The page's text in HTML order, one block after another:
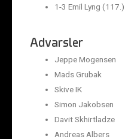
1-3 Emil Lyng (117.)
Advarsler
Jeppe Mogensen
Mads Grubak
Skive IK
Simon Jakobsen
Davit Skhirtladze
Andreas Albers